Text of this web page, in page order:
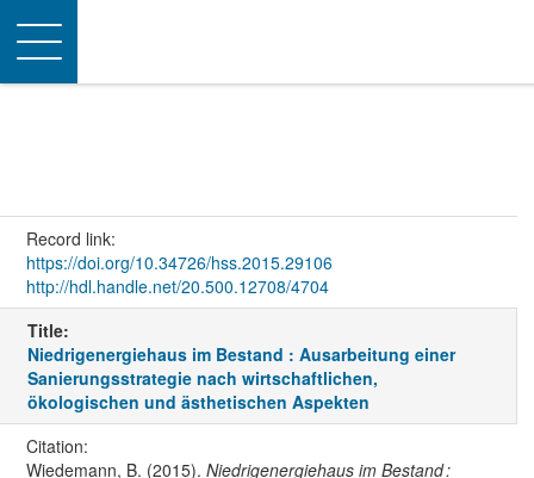
Toggle
navigation
Record link:
https://doi.org/10.34726/hss.2015.29106
http://hdl.handle.net/20.500.12708/4704
Title:
Niedrigenergiehaus im Bestand : Ausarbeitung einer
Sanierungsstrategie nach wirtschaftlichen,
ökologischen und ästhetischen Aspekten
Citation:
Wiedemann, B. (2015). Niedrigenergiehaus im Bestand :